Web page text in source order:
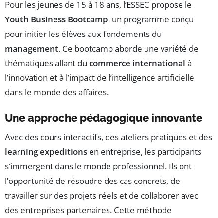
Pour les jeunes de 15 à 18 ans, l’ESSEC propose le
Youth Business Bootcamp, un programme conçu
pour initier les élèves aux fondements du
management. Ce bootcamp aborde une variété de
thématiques allant du commerce international à
l’innovation et à l’impact de l’intelligence artificielle
dans le monde des affaires.
Une approche pédagogique innovante
Avec des cours interactifs, des ateliers pratiques et des
learning expeditions en entreprise, les participants
s’immergent dans le monde professionnel. Ils ont
l’opportunité de résoudre des cas concrets, de
travailler sur des projets réels et de collaborer avec
des entreprises partenaires. Cette méthode